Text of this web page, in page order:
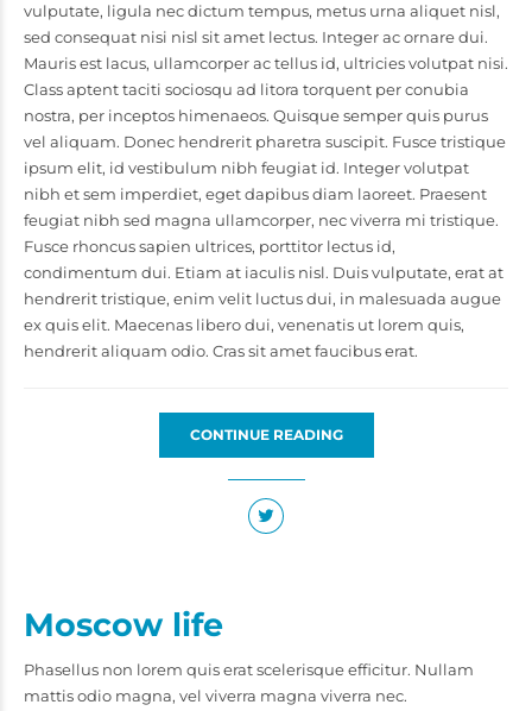
vulputate, ligula nec dictum tempus, metus urna aliquet nisl,
sed consequat nisi nisl sit amet lectus. Integer ac ornare dui.
Mauris est lacus, ullamcorper ac tellus id, ultricies volutpat nisi.
Class aptent taciti sociosqu ad litora torquent per conubia
nostra, per inceptos himenaeos. Quisque semper quis purus
vel aliquam. Donec hendrerit pharetra suscipit. Fusce tristique
ipsum elit, id vestibulum nibh feugiat id. Integer volutpat
nibh et sem imperdiet, eget dapibus diam laoreet. Praesent
feugiat nibh sed magna ullamcorper, nec viverra mi tristique.
Fusce rhoncus sapien ultrices, porttitor lectus id,
condimentum dui. Etiam at iaculis nisl. Duis vulputate, erat at
hendrerit tristique, enim velit luctus dui, in malesuada augue
ex quis elit. Maecenas libero dui, venenatis ut lorem quis,
hendrerit aliquam odio. Cras sit amet faucibus erat.
CONTINUE READING
Moscow life
Phasellus non lorem quis erat scelerisque efficitur. Nullam
mattis odio magna, vel viverra magna viverra nec.